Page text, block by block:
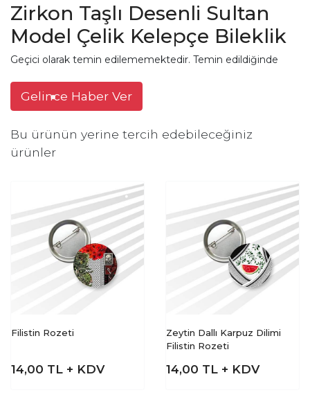
Zirkon Taşlı Desenli Sultan
Model Çelik Kelepçe Bileklik
Geçici olarak temin edilememektedir. Temin edildiğinde
Gelince Haber Ver
Bu ürünün yerine tercih edebileceğiniz
ürünler
Filistin Rozeti
14,00 TL + KDV
Zeytin Dallı Karpuz Dilimi
Filistin Rozeti
14,00 TL + KDV